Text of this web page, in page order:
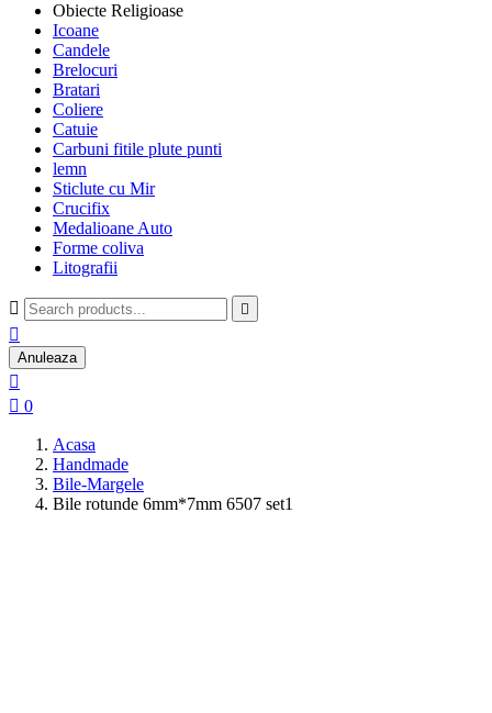
Obiecte Religioase
Icoane
Candele
Brelocuri
Bratari
Coliere
Catuie
Carbuni fitile plute punti
lemn
Sticlute cu Mir
Crucifix
Medalioane Auto
Forme coliva
Litografii
 

Anuleaza

 0
Acasa
Handmade
Bile-Margele
Bile rotunde 6mm*7mm 6507 set1